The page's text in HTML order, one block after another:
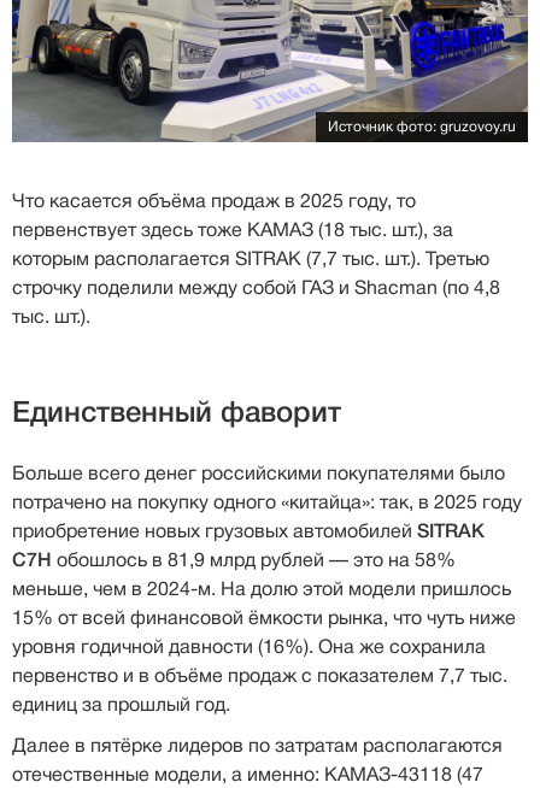
Источник фото: gruzovoy.ru
Что касается объёма продаж в 2025 году, то
первенствует здесь тоже КАМАЗ (18 тыс. шт.), за
которым располагается SITRAK (7,7 тыс. шт.). Третью
строчку поделили между собой ГАЗ и Shacman (по 4,8
тыс. шт.).
Единственный фаворит
Больше всего денег российскими покупателями было
потрачено на покупку одного «китайца»: так, в 2025 году
приобретение новых грузовых автомобилей SITRAK
C7H обошлось в 81,9 млрд рублей — это на 58%
меньше, чем в 2024-м. На долю этой модели пришлось
15% от всей финансовой ёмкости рынка, что чуть ниже
уровня годичной давности (16%). Она же сохранила
первенство и в объёме продаж с показателем 7,7 тыс.
единиц за прошлый год.
Далее в пятёрке лидеров по затратам располагаются
отечественные модели, а именно: КАМАЗ-43118 (47